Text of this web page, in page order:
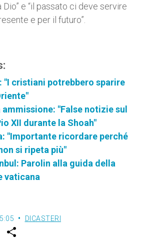
Dio” e “il passato ci deve servire
e per il futuro”.
"I cristiani potrebbero sparire
"False notizie sul
XII durante la Shoah"
"Importante ricordare perché
si ripeta più"
Parolin alla guida della
vaticana
DICASTERI
w